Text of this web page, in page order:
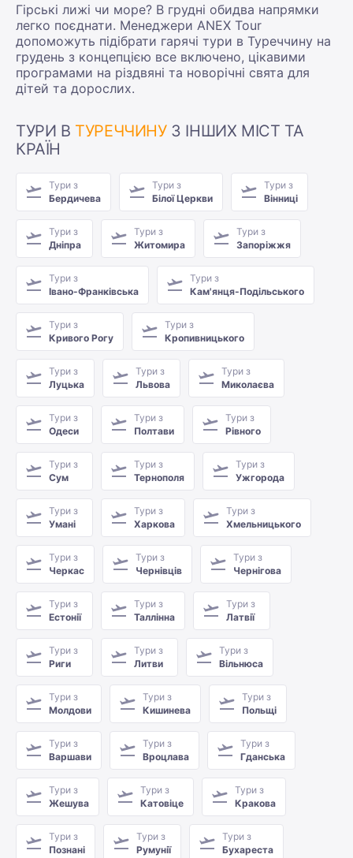
Гірські лижі чи море? В грудні обидва напрямки
легко поєднати. Менеджери ANEX Tour
допоможуть підібрати гарячі тури в Туреччину на
грудень з концепцією все включено, цікавими
програмами на різдвяні та новорічні свята для
дітей та дорослих.
ТУРИ В ТУРЕЧЧИНУЗ ІНШИХ МІСТ ТА
КРАЇН
Тури з
Бердичева
Тури з
Білої Церкви
Тури з
Вінниці
Тури з
Дніпра
Тури з
Житомира
Тури з
Запоріжжя
Тури з
Івано-Франківська
Тури з
Кам'янця-Подільського
Тури з
Кривого Рогу
Тури з
Кропивницького
Тури з
Луцька
Тури з
Львова
Тури з
Миколаєва
Тури з
Одеси
Тури з
Полтави
Тури з
Рівного
Тури з
Сум
Тури з
Тернополя
Тури з
Ужгорода
Тури з
Умані
Тури з
Харкова
Тури з
Хмельницького
Тури з
Черкас
Тури з
Чернівців
Тури з
Чернігова
Тури з
Естонії
Тури з
Таллінна
Тури з
Латвії
Тури з
Риги
Тури з
Литви
Тури з
Вільнюса
Тури з
Молдови
Тури з
Кишинева
Тури з
Польщі
Тури з
Варшави
Тури з
Вроцлава
Тури з
Гданська
Тури з
Жешува
Тури з
Катовіце
Тури з
Кракова
Тури з
Познані
Тури з
Румунії
Тури з
Бухареста